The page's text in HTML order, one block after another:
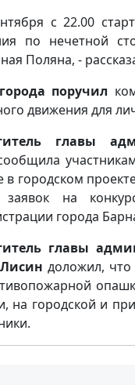
с 22.00
по нечетной
Поляна, -
поручил
движения для
главы
в городском
на
города
главы
доложил,
на городской и